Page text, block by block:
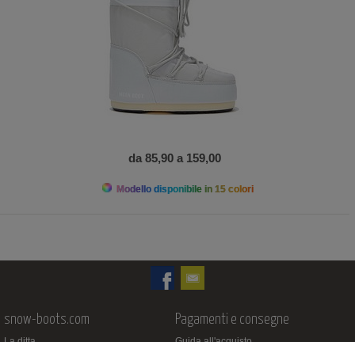
da 85,90 a 159,00
Modello disponibile in 15 colori
snow-boots.com Pagamenti e consegne